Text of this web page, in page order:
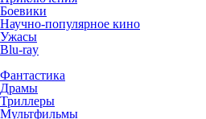
Боевики
Научно-популярное кино
Ужасы
Blu-ray
Фантастика
Драмы
Триллеры
Мультфильмы